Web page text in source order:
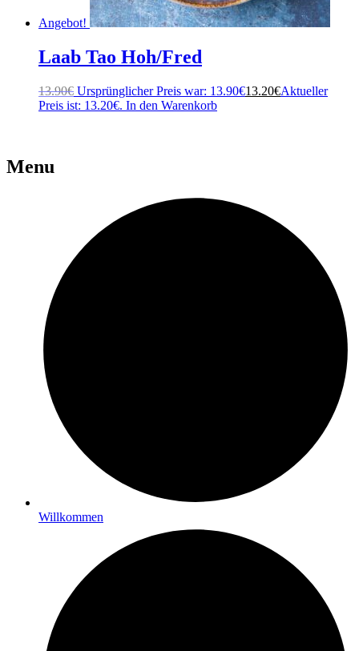
Angebot!
Laab Tao Hoh/Fred
13.90€ Ursprünglicher Preis war: 13.90€13.20€Aktueller
Preis ist: 13.20€. In den Warenkorb
Menu
Willkommen